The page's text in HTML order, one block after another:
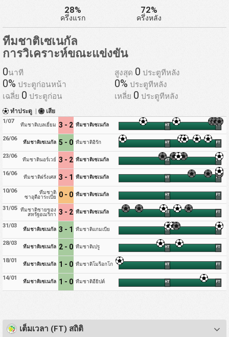
28%
ครึ่งแรก
72%
ครึ่งหลัง
ทีมชาติเซเนกัล
การวิเคราะห์ขณะแข่งขัน
0นาที สูงสุด 0 ประตูทีหลัง
0% ประตูก่อนหน้า 0% ประตูทีหลัง
เฉลี่ย 0 ประตูก่อน เหลี่ย 0 ประตูทีหลัง
ทำประตู เสีย
1/07
ทีมชาติเบลเยี่ยม 3 - 2 ทีมชาติเซเนกัล HT FT
26/06
ทีมชาติเซเนกัล 5 - 0 ทีมชาติอิรัก HT FT
23/06
ทีมชาตินอร์เวย์ 3 - 2 ทีมชาติเซเนกัล HT FT
16/06
ทีมชาติฝรั่งเศส 3 - 1 ทีมชาติเซเนกัล HT FT
10/06
ทีมชาติ
ซาอุดีอาระเบีย
0 - 0 ทีมชาติเซเนกัล HT FT
31/05
ทีมชาติชายของ
สหรัฐอเมริกา 3 - 2 ทีมชาติเซเนกัล HT FT
31/03
ทีมชาติเซเนกัล 3 - 1 ทีมชาติแกมเบีย HT FT
28/03
ทีมชาติเซเนกัล 2 - 0 ทีมชาติเปรู HT FT
18/01
ทีมชาติเซเนกัล 1 - 0 ทีมชาติโมร็อกโก HT FT
14/01
ทีมชาติเซเนกัล 1 - 0 ทีมชาติอียิปต์ HT FT
เต็มเวลา (FT) สถิติ